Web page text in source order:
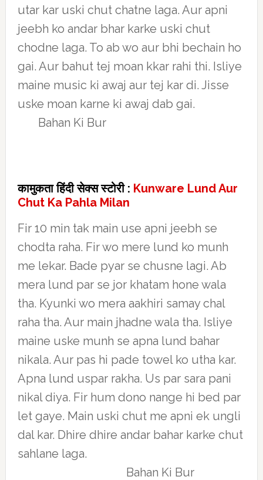
utar kar uski chut chatne laga. Aur apni
jeebh ko andar bhar karke uski chut
chodne laga. To ab wo aur bhi bechain ho
gai. Aur bahut tej moan kkar rahi thi. Isliye
maine music ki awaj aur tej kar di. Jisse
uske moan karne ki awaj dab gai.
Bahan Ki Bur
कामुकता हिंदी सेक्स स्टोरी : Kunware Lund Aur
Chut Ka Pahla Milan
Fir 10 min tak main use apni jeebh se
chodta raha. Fir wo mere lund ko munh
me lekar. Bade pyar se chusne lagi. Ab
mera lund par se jor khatam hone wala
tha. Kyunki wo mera aakhiri samay chal
raha tha. Aur main jhadne wala tha. Isliye
maine uske munh se apna lund bahar
nikala. Aur pas hi pade towel ko utha kar.
Apna lund uspar rakha. Us par sara pani
nikal diya. Fir hum dono nange hi bed par
let gaye. Main uski chut me apni ek ungli
dal kar. Dhire dhire andar bahar karke chut
sahlane laga.
Bahan Ki Bur